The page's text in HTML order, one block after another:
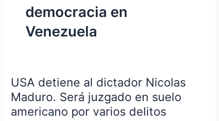
democracia en
Venezuela
USA detiene al dictador Nicolas
Maduro. Será juzgado en suelo
americano por varios delitos
USA
detiene
al
dictador